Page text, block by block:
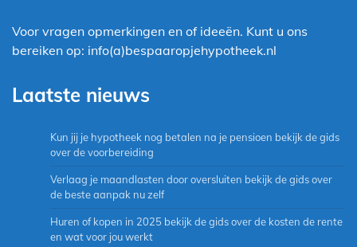
Voor vragen opmerkingen en of ideeën. Kunt u ons
bereiken op: info(a)bespaaropjehypotheek.nl
Laatste nieuws
Kun jij je hypotheek nog betalen na je pensioen bekijk de gids
over de voorbereiding
Verlaag je maandlasten door oversluiten bekijk de gids over
de beste aanpak nu zelf
Huren of kopen in 2025 bekijk de gids over de kosten de rente
en wat voor jou werkt